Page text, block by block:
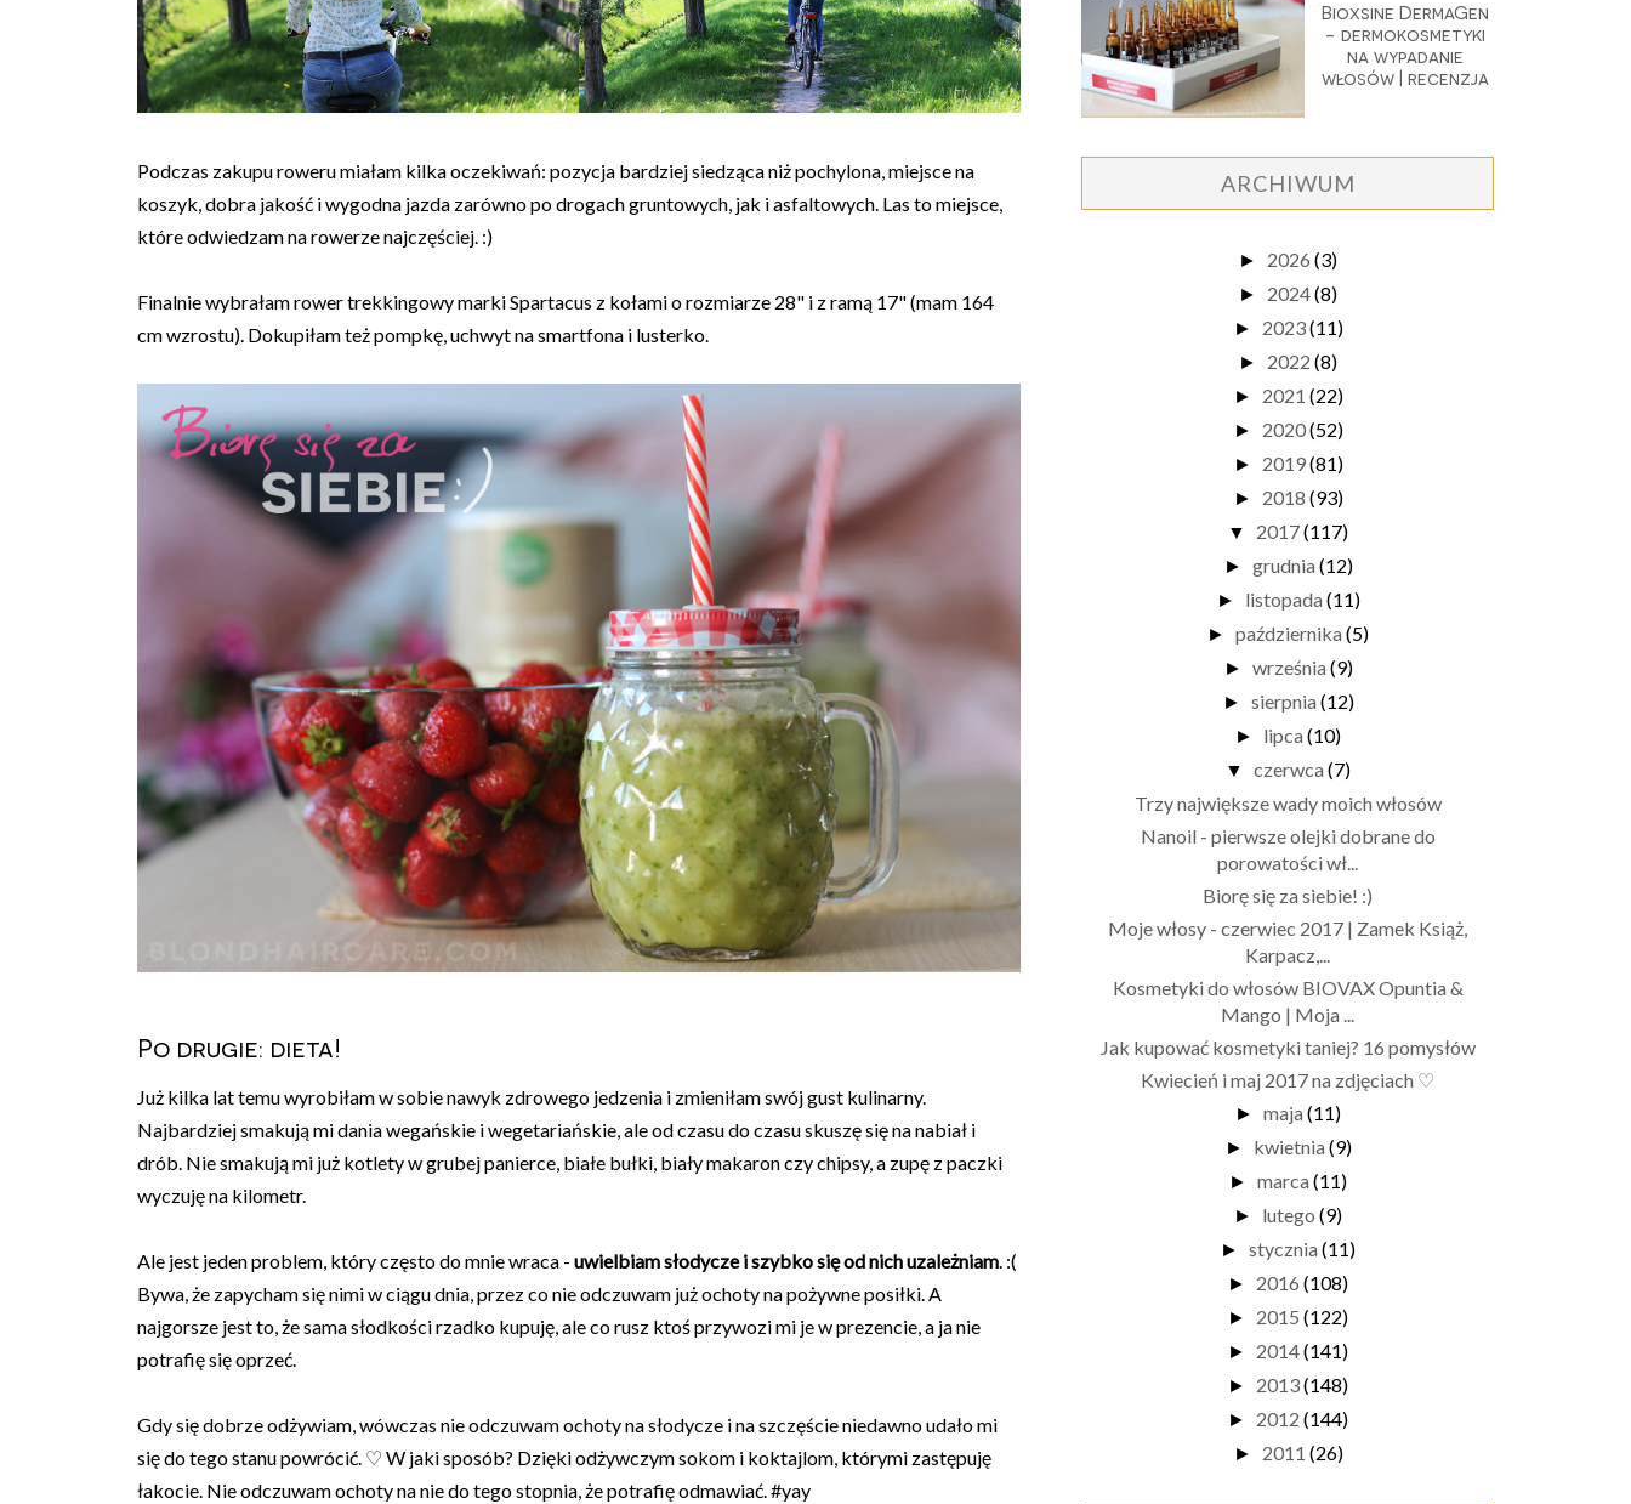
Podczas zakupu roweru miałam kilka oczekiwań: pozycja bardziej siedząca niż pochylona, miejsce na
koszyk, dobra jakość i wygodna jazda zarówno po drogach gruntowych, jak i asfaltowych. Las to miejsce,
które odwiedzam na rowerze najczęściej. :)
Finalnie wybrałam rower trekkingowy marki Spartacus z kołami o rozmiarze 28" i z ramą 17" (mam 164
cm wzrostu). Dokupiłam też pompkę, uchwyt na smartfona i lusterko.
Po drugie: dieta!
Już kilka lat temu wyrobiłam w sobie nawyk zdrowego jedzenia i zmieniłam swój gust kulinarny.
Najbardziej smakują mi dania wegańskie i wegetariańskie, ale od czasu do czasu skuszę się na nabiał i
drób. Nie smakują mi już kotlety w grubej panierce, białe bułki, biały makaron czy chipsy, a zupę z paczki
wyczuję na kilometr.
Ale jest jeden problem, który często do mnie wraca - uwielbiam słodycze i szybko się od nich uzależniam. :(
Bywa, że zapycham się nimi w ciągu dnia, przez co nie odczuwam już ochoty na pożywne posiłki. A
najgorsze jest to, że sama słodkości rzadko kupuję, ale co rusz ktoś przywozi mi je w prezencie, a ja nie
potrafię się oprzeć.
Gdy się dobrze odżywiam, wówczas nie odczuwam ochoty na słodycze i na szczęście niedawno udało mi
się do tego stanu powrócić. ♡ W jaki sposób? Dzięki odżywczym sokom i koktajlom, którymi zastępuję
łakocie. Nie odczuwam ochoty na nie do tego stopnia, że potrafię odmawiać. #yay
Bioxsine DermaGen
- dermokosmetyki
na wypadanie
włosów | recenzja
ARCHIWUM
► 2026 (3)
► 2024(8)
► 2023(11)
► 2022 (8)
► 2021 (22)
► 2020(52)
► 2019(81)
► 2018 (93)
▼ 2017(117)
► grudnia (12)
► listopada (11)
► października (5)
► września (9)
► sierpnia (12)
► lipca (10)
▼ czerwca (7)
Trzy największe wady moich włosów
Nanoil - pierwsze olejki dobrane do
porowatości wł...
Biorę się za siebie! :)
Moje włosy - czerwiec 2017 | Zamek Książ,
Karpacz,...
Kosmetyki do włosów BIOVAX Opuntia &
Mango | Moja ...
Jak kupować kosmetyki taniej? 16 pomysłów
Kwiecień i maj 2017 na zdjęciach ♡
► maja (11)
► kwietnia (9)
► marca (11)
► lutego (9)
► stycznia (11)
► 2016 (108)
► 2015 (122)
► 2014(141)
► 2013(148)
► 2012 (144)
► 2011 (26)